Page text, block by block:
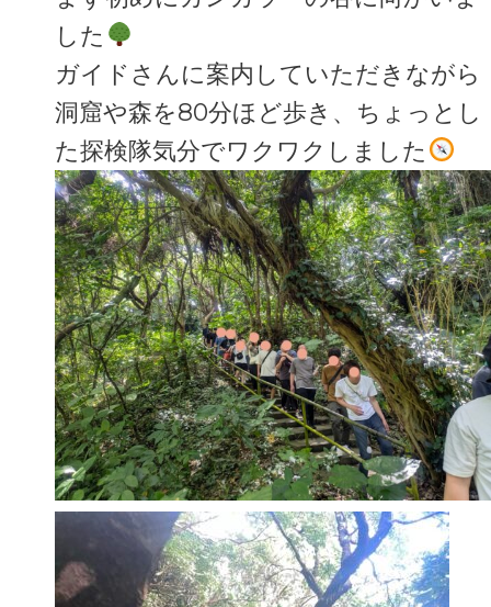
した
ガイドさんに案内していただきながら
洞窟や森を80分ほど歩き、ちょっとし
た探検隊気分でワクワクしました